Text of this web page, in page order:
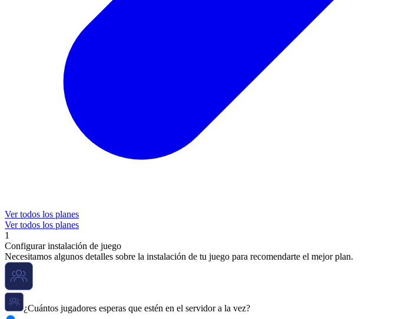
Ver todos los planes
Ver todos los planes
1
Configurar instalación de juego
Necesitamos algunos detalles sobre la instalación de tu juego para recomendarte el mejor plan.
¿Cuántos jugadores esperas que estén en el servidor a la vez?